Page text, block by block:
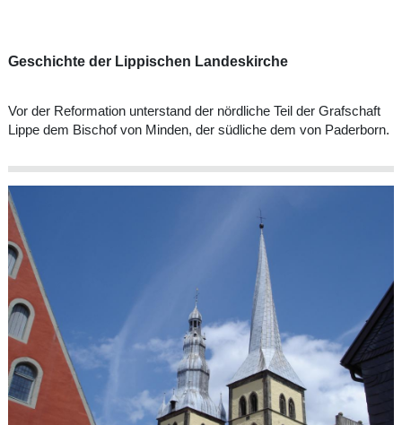
Geschichte der Lippischen Landeskirche
Vor der Reformation unterstand der nördliche Teil der Grafschaft
Lippe dem Bischof von Minden, der südliche dem von Paderborn.